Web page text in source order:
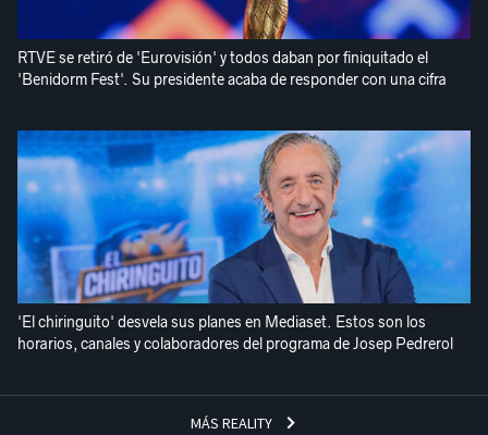
MÁS REALITY
RTVE se retiró de 'Eurovisión' y todos daban por finiquitado el
'Benidorm Fest'. Su presidente acaba de responder con una cifra
'El chiringuito' desvela sus planes en Mediaset. Estos son los
horarios, canales y colaboradores del programa de Josep Pedrerol